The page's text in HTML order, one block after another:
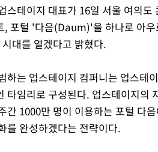
스테이지 대표가 16일 서울 여의
, 포털 '다음(Daum)'을 하나로 아
대를 열겠다고 밝혔다.
하는 업스테이지 컴퍼니는 업스테
타임리로 구성된다. 업스테이지의
간 1000만 명이 이용하는 포털 다
를 완성하겠다는 전략이다.